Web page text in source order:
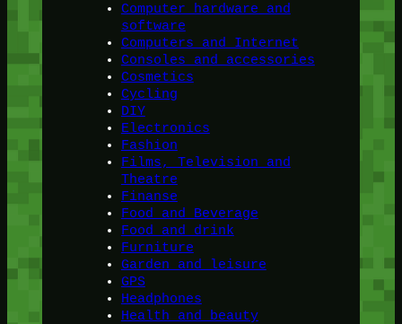
Computer hardware and
software
Computers and Internet
Consoles and accessories
Cosmetics
Cycling
DIY
Electronics
Fashion
Films, Television and
Theatre
Finanse
Food and Beverage
Food and drink
Furniture
Garden and leisure
GPS
Headphones
Health and beauty